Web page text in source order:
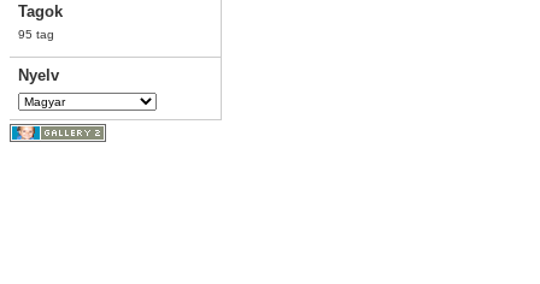
Tagok
95 tag
Nyelv